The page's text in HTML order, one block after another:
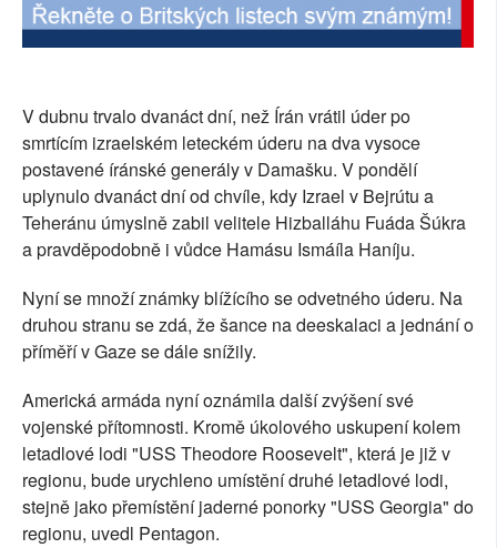
V dubnu trvalo dvanáct dní, než Írán vrátil úder po
smrtícím izraelském leteckém úderu na dva vysoce
postavené íránské generály v Damašku. V pondělí
uplynulo dvanáct dní od chvíle, kdy Izrael v Bejrútu a
Teheránu úmyslně zabil velitele Hizballáhu Fuáda Šúkra
a pravděpodobně i vůdce Hamásu Ismáíla Haníju.
Nyní se množí známky blížícího se odvetného úderu. Na
druhou stranu se zdá, že šance na deeskalaci a jednání o
příměří v Gaze se dále snížily.
Americká armáda nyní oznámila další zvýšení své
vojenské přítomnosti. Kromě úkolového uskupení kolem
letadlové lodi "USS Theodore Roosevelt", která je již v
regionu, bude urychleno umístění druhé letadlové lodi,
stejně jako přemístění jaderné ponorky "USS Georgia" do
regionu, uvedl Pentagon.